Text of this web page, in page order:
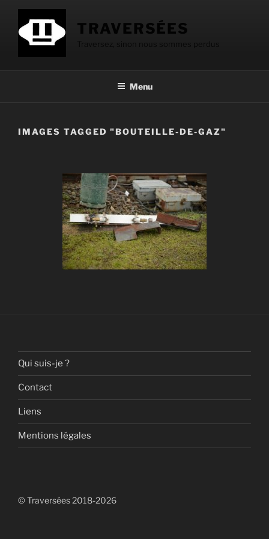
Aller
contenu
TRAVERSÉES
Menu
IMAGES TAGGED "BOUTEILLE-DE-GAZ"
Qui suis-je ?
Contact
Liens
Mentions légales
© Traversées 2018-2026